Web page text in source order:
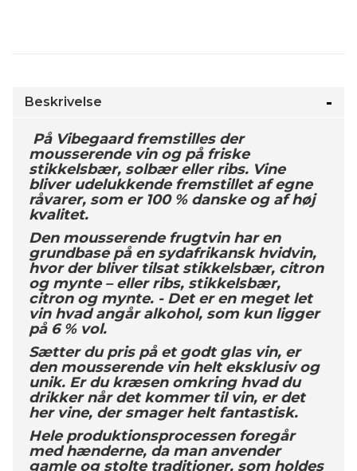
Beskrivelse
På Vibegaard fremstilles der
mousserende vin og på friske
stikkelsbær, solbær eller ribs. Vine
bliver udelukkende fremstillet af egne
råvarer, som er 100 % danske og af høj
kvalitet.
​Denmousserende frugtvin har en
grundbase på en sydafrikansk hvidvin,
hvor der bliver tilsat stikkelsbær, citron
og mynte – eller ribs, stikkelsbær,
citron og mynte. - Det er en meget let
vin hvad angår alkohol, som kun ligger
på 6 % vol.
Sætter du pris på et godt glas vin, er
den mousserende vin helt eksklusiv og
unik. Er du kræsen omkring hvad du
drikker når det kommer til vin, er det
her vine, der smager helt fantastisk.
Hele produktionsprocessen foregår
med hænderne, da man anvender
gamle og stolte traditioner, som holdes